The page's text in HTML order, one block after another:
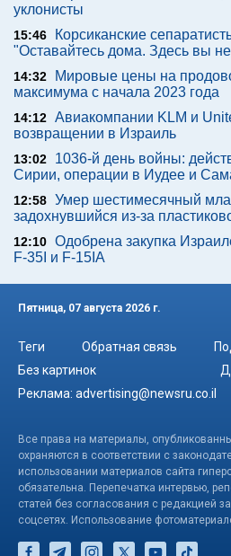
уклонисты
15:46
Корсиканские
"Оставайтесь дома. Здесь вы
14:32
Мировые цены на
максимума с начала 2023 года
14:12 Авиакомпании KLM и
возвращении в Израиль
13:02
1036-й день войны:
Сирии, операции в Иудее и
12:58 Умер шестимесячный
задохнувшийся из-за
12:10 Одобрена закупка
F-35I и F-15IA
Пятница, 07 августа 2026 г.
Теги Обратная связь
Без картинок
Реклама: advertising@newsru.co.il
Все права на материалы,
охраняются в соответствии с
использовании материалов сайта
обязательна. Перепечатка интервью,
статей без согласования с редакцией
соцсетях. Использование